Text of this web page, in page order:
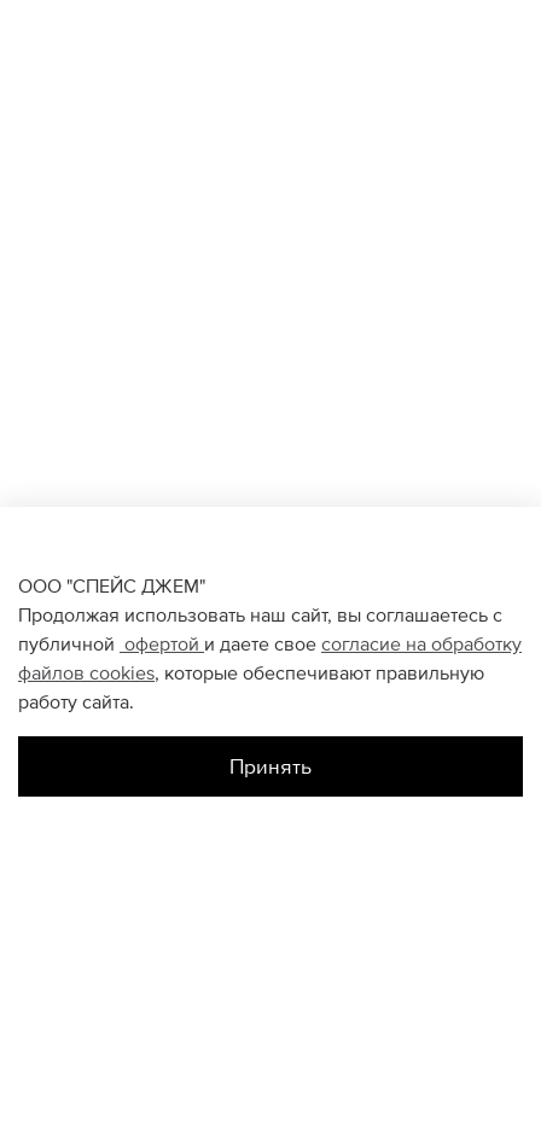
ООО "СПЕЙС ДЖЕМ"
Продолжая использовать наш сайт, вы соглашаетесь с
публичной офертой и даете свое согласие на обработку
файлов cookies, которые обеспечивают правильную
работу сайта.
Принять